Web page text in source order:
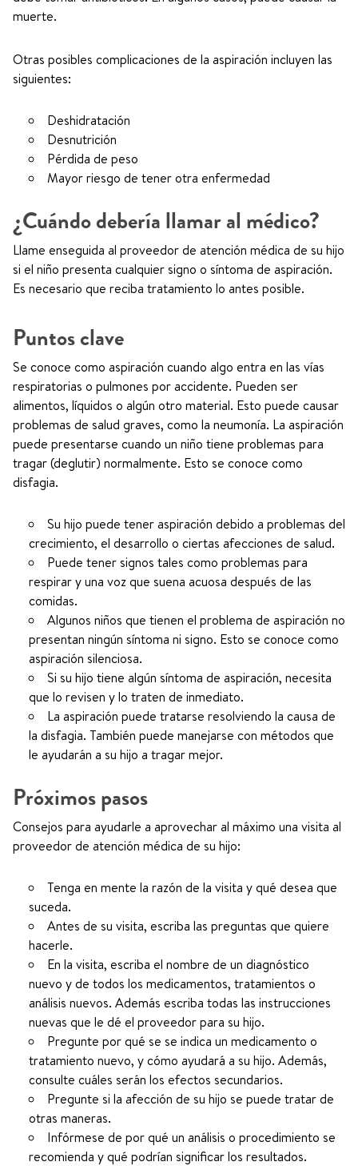
muerte.
Otras posibles complicaciones de la aspiración incluyen las
siguientes:
Deshidratación
Desnutrición
Pérdida de peso
Mayor riesgo de tener otra enfermedad
¿Cuándo debería llamar al médico?
Llame enseguida al proveedor de atención médica de su hijo
si el niño presenta cualquier signo o síntoma de aspiración.
Es necesario que reciba tratamiento lo antes posible.
Puntos clave
Se conoce como aspiración cuando algo entra en las vías
respiratorias o pulmones por accidente. Pueden ser
alimentos, líquidos o algún otro material. Esto puede causar
problemas de salud graves, como la neumonía. La aspiración
puede presentarse cuando un niño tiene problemas para
tragar (deglutir) normalmente. Esto se conoce como
disfagia.
Su hijo puede tener aspiración debido a problemas del
crecimiento, el desarrollo o ciertas afecciones de salud.
Puede tener signos tales como problemas para
respirar y una voz que suena acuosa después de las
comidas.
Algunos niños que tienen el problema de aspiración no
presentan ningún síntoma ni signo. Esto se conoce como
aspiración silenciosa.
Si su hijo tiene algún síntoma de aspiración, necesita
que lo revisen y lo traten de inmediato.
La aspiración puede tratarse resolviendo la causa de
la disfagia. También puede manejarse con métodos que
le ayudarán a su hijo a tragar mejor.
Próximos pasos
Consejos para ayudarle a aprovechar al máximo una visita al
proveedor de atención médica de su hijo:
Tenga en mente la razón de la visita y qué desea que
suceda.
Antes de su visita, escriba las preguntas que quiere
hacerle.
En la visita, escriba el nombre de un diagnóstico
nuevo y de todos los medicamentos, tratamientos o
análisis nuevos. Además escriba todas las instrucciones
nuevas que le dé el proveedor para su hijo.
Pregunte por qué se se indica un medicamento o
tratamiento nuevo, y cómo ayudará a su hijo. Además,
consulte cuáles serán los efectos secundarios.
Pregunte si la afección de su hijo se puede tratar de
otras maneras.
Infórmese de por qué un análisis o procedimiento se
recomienda y qué podrían significar los resultados.